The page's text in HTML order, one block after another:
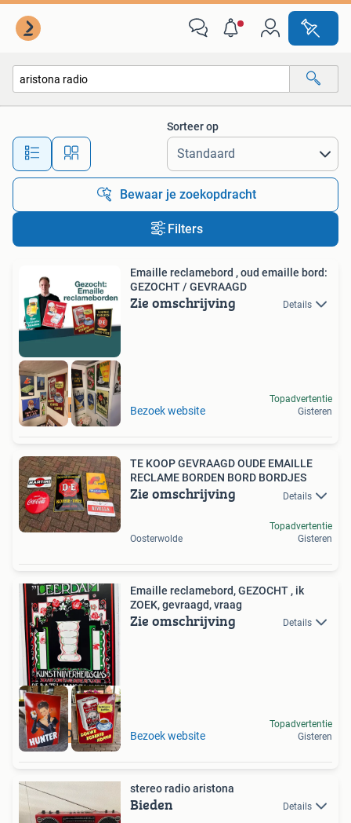
Alle afstanden…
Sorteer op
Bewaar je zoekopdracht
Filters
RECLAMEBORDEN
Emaille reclamebord , oud emaille bord:
GEZOCHT / GEVRAAGD
Zie omschrijving Details
Bezoek website
Topadvertentie
Gisteren
TE KOOP GEVRAAGD OUDE EMAILLE
RECLAME BORDEN BORD BORDJES
Zie omschrijving Details
Oosterwolde
Topadvertentie
Gisteren
GEZOCHT
Emaille reclamebord, GEZOCHT , ik
ZOEK, gevraagd, vraag
Zie omschrijving Details
Bezoek website
Topadvertentie
Gisteren
stereo radio aristona
Bieden Details